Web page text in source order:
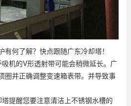
何了解？快点跟随广东冷却塔！
机的V形透射带可能会稍微延长。广
圈并正确调整变速箱表带。并导致事
提醒您要注意清洁上不锈钢水槽的